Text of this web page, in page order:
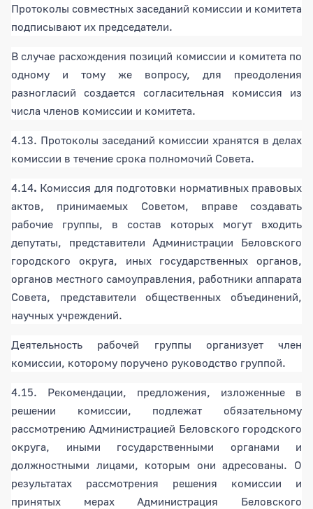
Протоколы совместных заседаний комиссии и комитета
подписывают их председатели.
В случае расхождения позиций комиссии и комитета по
одному и тому же вопросу, для преодоления
разногласий создается согласительная комиссия из
числа членов комиссии и комитета.
4.13. Протоколы заседаний комиссии хранятся в делах
комиссии в течение срока полномочий Совета.
4.14. Комиссия для подготовки нормативных правовых
актов, принимаемых Советом, вправе создавать
рабочие группы, в состав которых могут входить
депутаты, представители Администрации Беловского
городского округа, иных государственных органов,
органов местного самоуправления, работники аппарата
Совета, представители общественных объединений,
научных учреждений.
Деятельность рабочей группы организует член
комиссии, которому поручено руководство группой.
4.15. Рекомендации, предложения, изложенные в
решении комиссии, подлежат обязательному
рассмотрению Администрацией Беловского городского
округа, иными государственными органами и
должностными лицами, которым они адресованы. О
результатах рассмотрения решения комиссии и
принятых мерах Администрация Беловского